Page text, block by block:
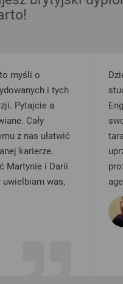
tej agencji dostałem się
na kierunku Aerospace
Agencja zrobi
podopiecznym (nawet jak
tak jak ja :D). Wszyscy
wyluzowani, ale i
:) Pozostaje mi
z całego serduszka!
Mikołaj | Coventry